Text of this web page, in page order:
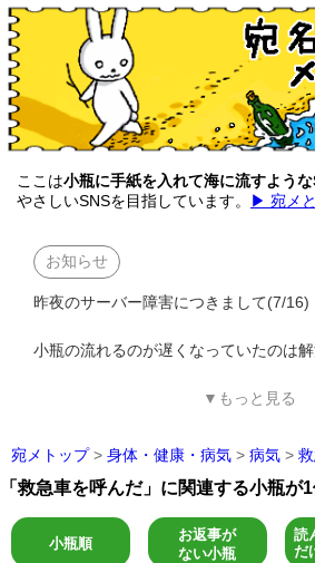
ここは小瓶に手紙を入れて海に流すよう
やさしいSNSを目指しています。
▶ 宛メ
お知らせ
昨夜のサーバー障害につきまして(7/16)
小瓶の流れるのが遅くなっていたのは
▼もっと見る
宛メトップ > 身体・健康・病気 > 病気 >
「救急車を呼んだ」に関連する小瓶が1
小瓶順
お返事が
ない小瓶
読
だ